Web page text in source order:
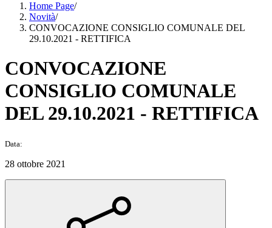
Home Page/
Novità/
CONVOCAZIONE CONSIGLIO COMUNALE DEL
29.10.2021 - RETTIFICA
CONVOCAZIONE
CONSIGLIO COMUNALE
DEL 29.10.2021 - RETTIFICA
Data:
28 ottobre 2021